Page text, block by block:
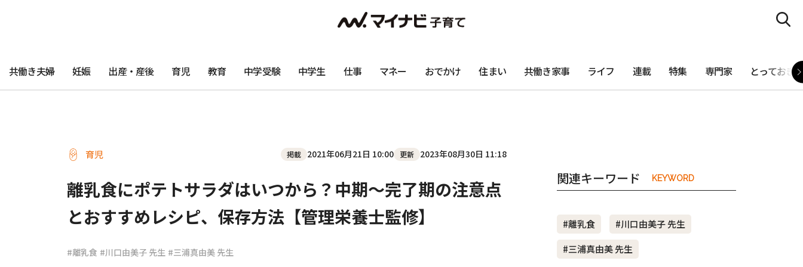
共働き夫婦 妊娠 出産・産後 育児 教育 中学受験 中学生 仕事 マネー おでかけ 住まい 共働き家事 ライフ 連載 特集 専門家 とっておき
育児 掲載 2021年06月21日 10:00 更新 2023年08月30日 11:18
離乳食にポテトサラダはいつから？中期～完了期の注意点
とおすすめレシピ、保存方法【管理栄養士監修】
#離乳食 #川口由美子 先生 #三浦真由美 先生
関連キーワード KEYWORD
#離乳食
#川口由美子 先生
#三浦真由美 先生